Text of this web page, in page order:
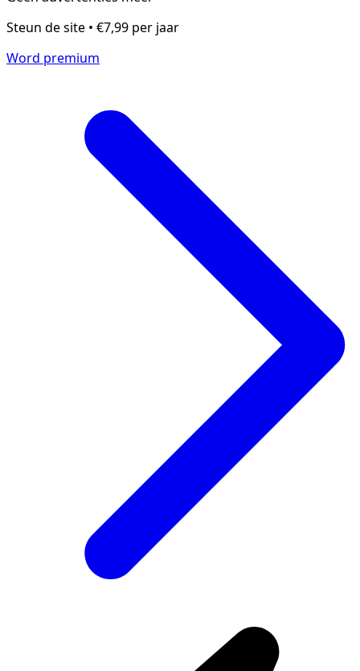
Steun de site • €7,99 per jaar
Word premium